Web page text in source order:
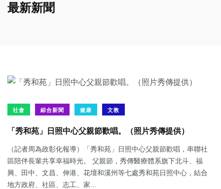
最新新聞
社會 綜合新聞 健康 文教
「秀和苑」日照中心父親節歡唱。（照片秀傳提供）
（記者周為政彰化報導）「秀和苑」日照中心父親節歡唱，串聯社
區陪伴長輩共享幸福時光。 父親節，秀傳醫療體系旗下北斗、福
興、田中、文昌、伸港、花壇和溪州等七處秀和苑日照中心，結合
地方政府、社區、志工、家...